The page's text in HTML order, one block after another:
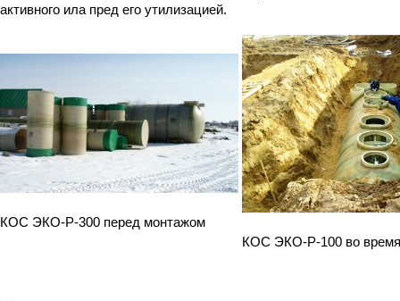
активного ила пред его утилизацией.
КОС ЭКО-Р-300 перед монтажом
КОС ЭКО-Р-100 во